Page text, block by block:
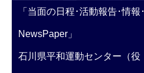
「当面の日程･活動報告･情報･
NewsPaper」
石川県平和運動センター（役